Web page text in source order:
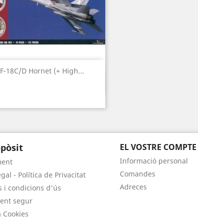
F-18C/D Hornet (+ High...
- Política de Privacitat
i condicions d'ús
segur
Cookies
EL VOSTRE COMPTE
Informació personal
Comandes
Adreces